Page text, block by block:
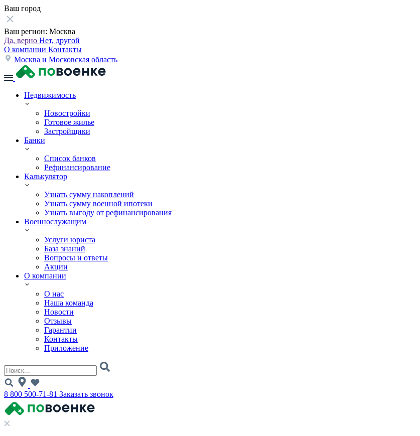
Ваш город
Ваш регион: Москва
Да, верно Нет, другой
О компании Контакты
Москва и Московская область
Недвижимость
Новостройки
Готовое жилье
Застройщики
Банки
Список банков
Рефинансирование
Калькулятор
Узнать сумму накоплений
Узнать сумму военной ипотеки
Узнать выгоду от рефинансирования
Военнослужащим
Услуги юриста
База знаний
Вопросы и ответы
Акции
О компании
О нас
Наша команда
Новости
Отзывы
Гарантии
Контакты
Приложение
8 800 500-71-81 Заказать звонок